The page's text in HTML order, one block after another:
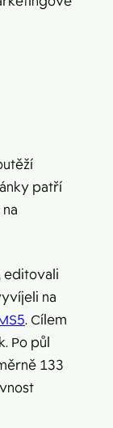
patří
editovali
na
. Cílem
Po půl
133